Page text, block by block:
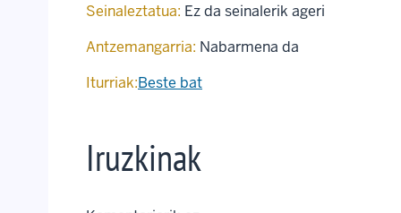
Seinaleztatua: Ez da seinalerik ageri
Antzemangarria: Nabarmena da
Iturriak:Beste bat
Iruzkinak